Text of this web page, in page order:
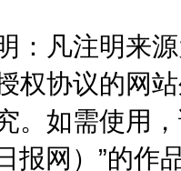
：凡注明来
权协议的网
。如需使用
报网）”的作